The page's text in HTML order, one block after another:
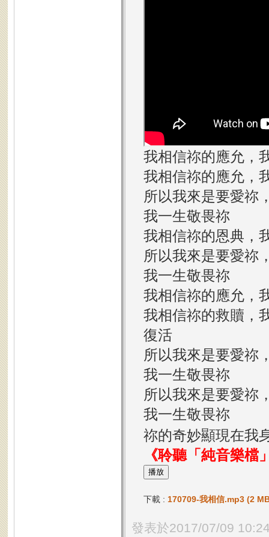
我相信祢的應允，
我相信祢的應允，
所以我來是要愛祢
我一生敬畏祢
我相信祢的恩典，
所以我來是要愛祢
我一生敬畏祢
我相信祢的應允，
我相信祢的救贖，
復活
所以我來是要愛祢
我一生敬畏祢
所以我來是要愛祢
我一生敬畏祢
祢的奇妙顯現在我
《聆聽「純音樂檔
下載 : 170709-我相信.mp3 (2
發表於2017/07/09